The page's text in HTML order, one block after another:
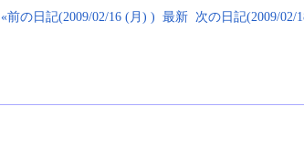
«前の日記(2009/02/16 (月) ) 最新 次の日記(2009/02/